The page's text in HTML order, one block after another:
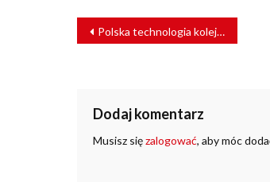
NAWIGACJA
WPISU
Polska technologia kolejowa zwycięża w Berlinie
Dodaj komentarz
Musisz sięzalogować, aby móc